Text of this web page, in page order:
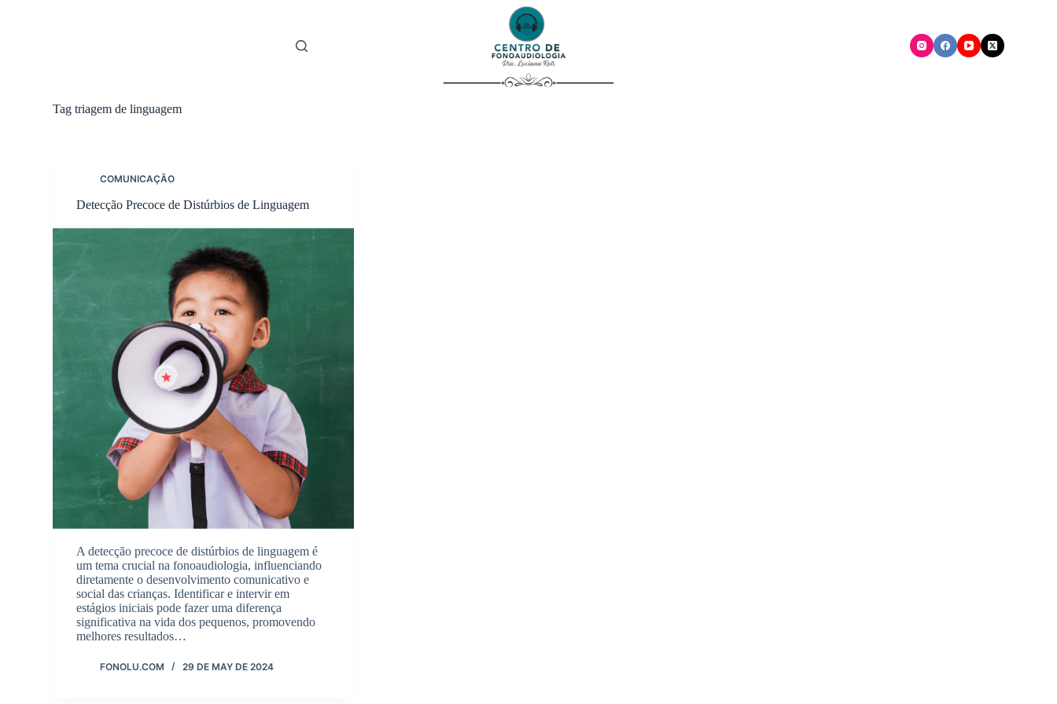
Tag triagem de linguagem
COMUNICAÇÃO
Detecção Precoce de Distúrbios de Linguagem
A detecção precoce de distúrbios de linguagem é
um tema crucial na fonoaudiologia, influenciando
diretamente o desenvolvimento comunicativo e
social das crianças. Identificar e intervir em
estágios iniciais pode fazer uma diferença
significativa na vida dos pequenos, promovendo
melhores resultados…
FONOLU.COM 29 DE MAY DE 2024